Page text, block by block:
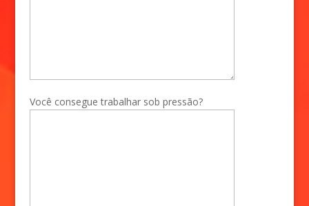
Você consegue trabalhar sob pressão?